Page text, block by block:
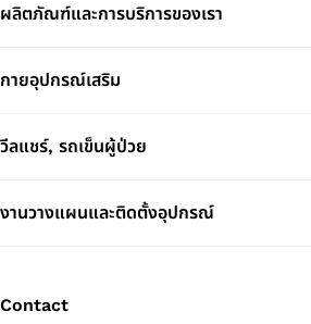
ผลิตภัณฑ์และการบริการของเรา
กายอุปกรณ์เสริม
วีลแชร์, รถเข็นผู้ป่วย
งานวางแผนและติดตั้งอุปกรณ์
Contact